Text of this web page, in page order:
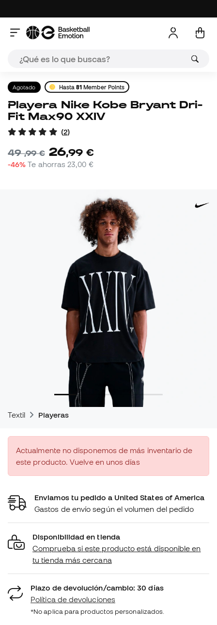
Agotado Hasta81 Member Points
Playera Nike Kobe Bryant Dri-
Fit Max90 XXIV
(2)
49,99 € 26,99 €
-46% Te ahorras 23,00 €
Textil Playeras
Actualmente no disponemos de más inventario de
este producto. Vuelve en unos días
Enviamos tu pedido a United States of America
Gastos de envío según el volumen del pedido
Disponibilidad en tienda
Comprueba si este producto está disponible en
tu tienda más cercana
Plazo de devolución/cambio: 30 días
Política de devoluciones
*No aplica para productos personalizados.